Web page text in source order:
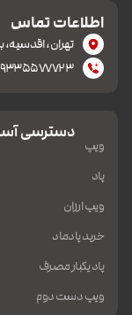
اطلاعات تماس
تهران، اقدسیه،
دسترسی
ویپ
پاد
ویپ ارزان
خرید پادماد
پاد یکبار مصرف
ویپ دست دوم